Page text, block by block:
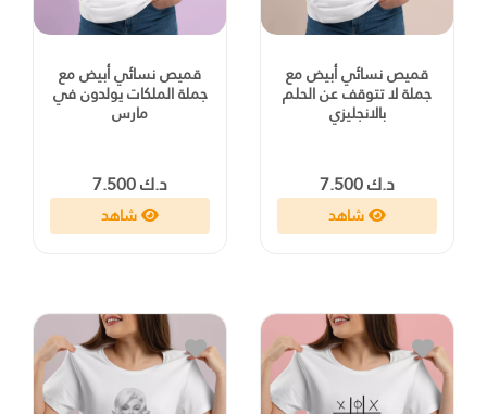
قميص نسائي أبيض مع
جملة لا تتوقف عن الحلم
بالانجليزي
د.ك 7.500
شاهد
قميص نسائي أبيض مع
جملة الملكات يولدون في
مارس
د.ك 7.500
شاهد